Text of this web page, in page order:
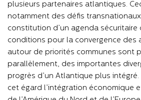
plusieurs partenaires atlantiques.
notamment des défis
constitution d’un agenda sécuritaire
conditions pour la convergence des
autour de priorités communes sont
parallèlement, des importantes
progrès d’un Atlantique plus
cet égard l’intégration économique